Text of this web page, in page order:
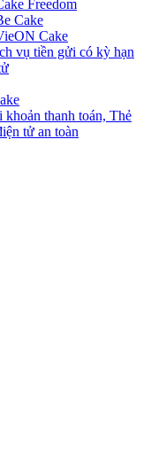
Freedom
Cake
Cake
vụ tiền gửi có kỳ hạn
thanh toán, Thẻ
tử an toàn